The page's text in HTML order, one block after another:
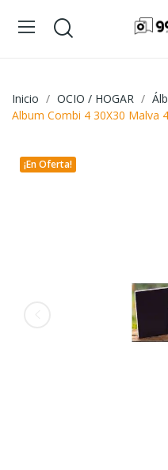
Inicio OCIO / HOGAR
Album Combi 4 30X30 Malva
¡En Oferta!